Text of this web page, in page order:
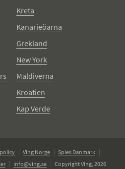
Kreta
Kanarieöarna
Grekland
New York
Maldiverna
Kroatien
Kap Verde
Ving Norge
Spies Danmark
info@ving.se Copyright Ving, 2026